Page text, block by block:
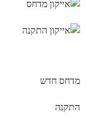
מדחס חדש
התקנה